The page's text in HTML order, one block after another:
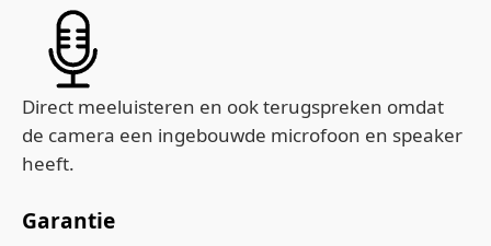
Direct meeluisteren en ook terugspreken omdat
de camera een ingebouwde microfoon en speaker
heeft.
Garantie